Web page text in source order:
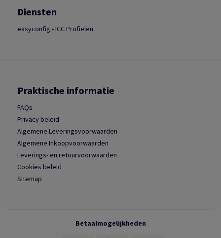
Diensten
easyconfig - ICC Profielen
Praktische informatie
FAQs
Privacy beleid
Algemene Leveringsvoorwaarden
Algemene Inkoopvoorwaarden
Leverings- en retourvoorwaarden
Cookies beleid
Sitemap
Betaalmogelijkheden